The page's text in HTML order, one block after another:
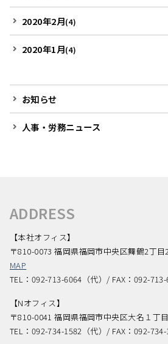
2020年2月(4)
2020年1月(4)
お知らせ
人事・労務ニュース
ADDRESS
【本社オフィス】
〒810-0073 福岡県福岡市中央区舞鶴2丁
MAP
TEL：092-713-6064（代）/ FAX：092-
【Nオフィス】
〒810-0041 福岡県福岡市中央区大名１丁
TEL：092-734-1582（代）/ FAX：092-